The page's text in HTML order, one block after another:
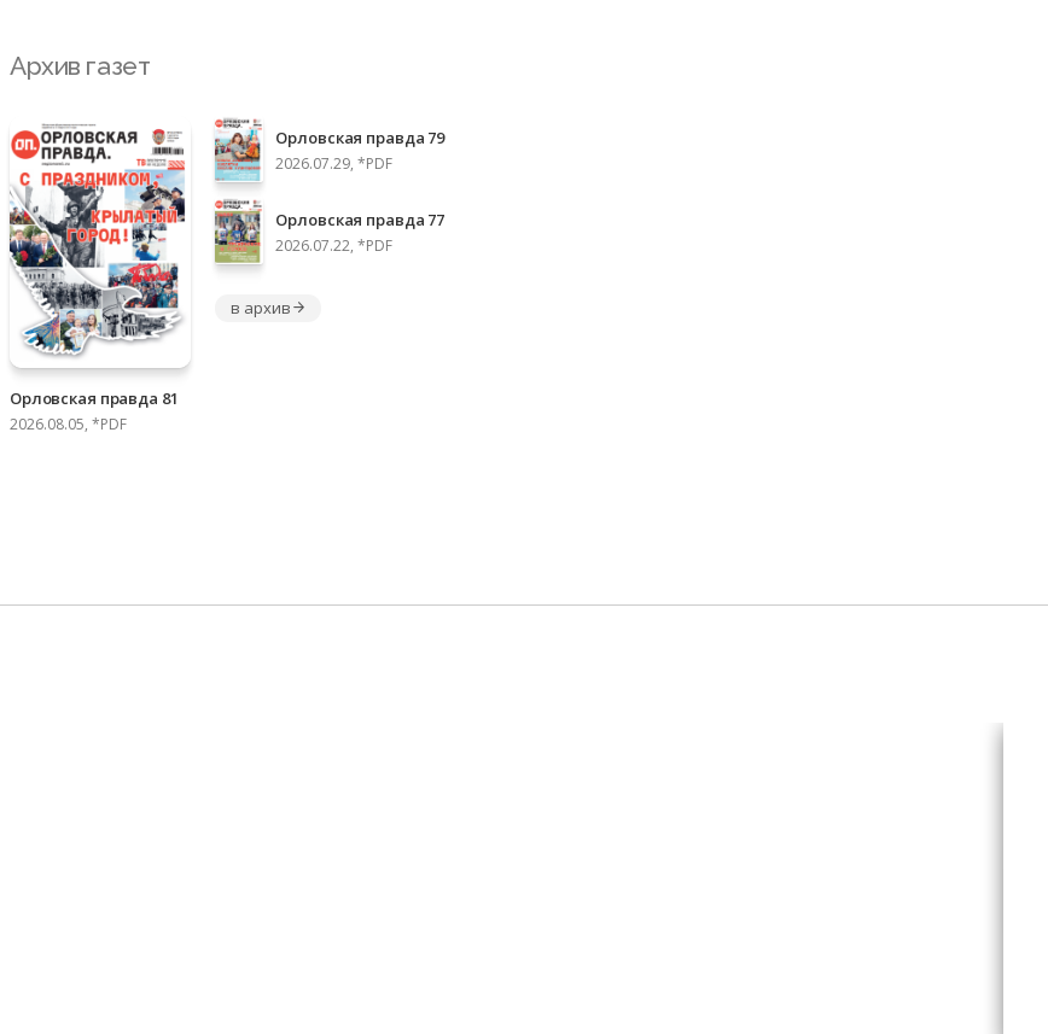
Архив газет
Орловская правда 81
2026.08.05, *PDF
Орловская правда 79
2026.07.29, *PDF
Орловская правда 77
2026.07.22, *PDF
в архив